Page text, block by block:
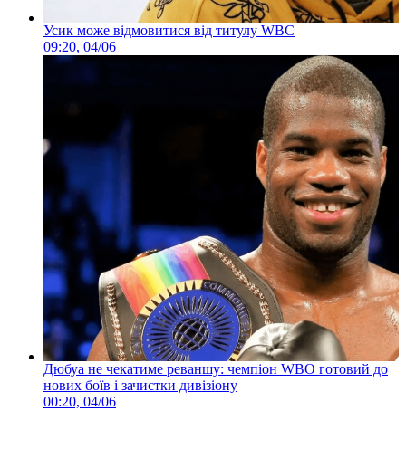
Усик може відмовитися від титулу WBC
09:20, 04/06
Дюбуа не чекатиме реваншу: чемпіон WBO готовий до
нових боїв і зачистки дивізіону
00:20, 04/06